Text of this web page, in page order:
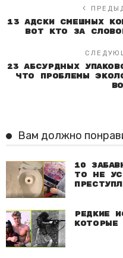
13 адски смешных
Вот кто за
23 абсурдных
что проблемы
Вам должно
10
то не
Редкие
которые